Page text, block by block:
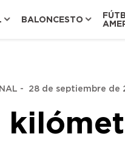
BALONCESTO
- 28 de septiembre de